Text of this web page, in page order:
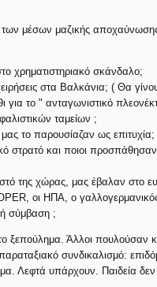
μέσων μαζικής
χρηματιστηριακό σκάνδαλο;
στα Βαλκάνια; ( Θα
για το " ανταγωνιστικό
ταμείων ;
το παρουσίαζαν ως επιτυχία;
στρατό και ποιοι
της χώρας, μας έβαλαν στο
οι ΗΠΑ, ο
σύμβαση ;
ξεπούλημα. Άλλοι πουλούσαν
συνδικαλισμό:
Λεφτά υπάρχουν. Παιδεία δεν